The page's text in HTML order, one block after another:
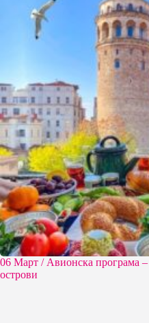
06 Март / Aвионска програма
острови